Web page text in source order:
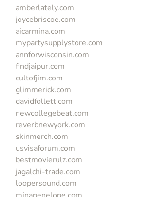
amberlately.com
joycebriscoe.com
aicarmina.com
mypartysupplystore.com
annforwisconsin.com
findjaipur.com
cultofjim.com
glimmerick.com
davidfollett.com
newcollegebeat.com
reverbnewyork.com
skinmerch.com
usvisaforum.com
bestmovierulz.com
jagalchi-trade.com
loopersound.com
minapenelope.com